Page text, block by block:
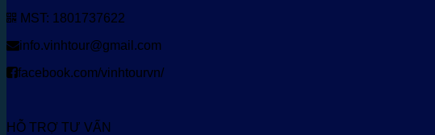
MST: 1801737622
info.vinhtour@gmail.com
facebook.com/vinhtourvn/
HỖ TRỢ TƯ VẤN